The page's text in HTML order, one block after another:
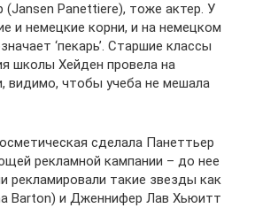
Panettiere), тоже актер. У
и немецкие корни, и на немецком
‘пекарь’. Старшие классы
школы Хейден провела на
видимо, чтобы учеба не мешала
сделала Панеттьер
рекламной кампании – до нее
рекламировали такие звезды как
Barton) и Дженнифер Лав Хьюитт